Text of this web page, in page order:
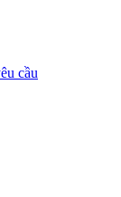
cầu